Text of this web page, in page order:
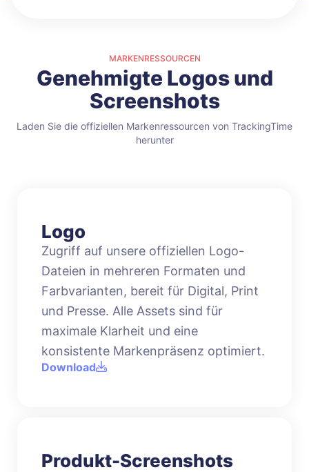
MARKENRESSOURCEN
Genehmigte Logos und
Screenshots
Laden Sie die offiziellen Markenressourcen von TrackingTime
herunter
Logo
Zugriff auf unsere offiziellen Logo-
Dateien in mehreren Formaten und
Farbvarianten, bereit für Digital, Print
und Presse. Alle Assets sind für
maximale Klarheit und eine
konsistente Markenpräsenz optimiert.
Download
Produkt-Screenshots